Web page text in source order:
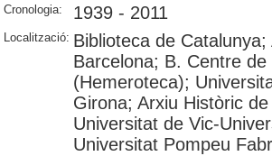
Cronologia: 1939 - 2011
Localització: Biblioteca de
Barcelona; B. Centre
(Hemeroteca);
Girona; Arxiu Històric
Universitat de Vic-
Universitat Pompeu